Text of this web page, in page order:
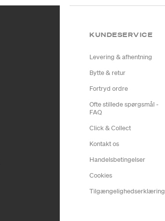
KUNDESERVICE
Levering & afhentning
Bytte & retur
Fortryd ordre
Ofte stillede spørgsmål -
FAQ
Click & Collect
Kontakt os
Handelsbetingelser
Cookies
Tilgængelighedserklæring